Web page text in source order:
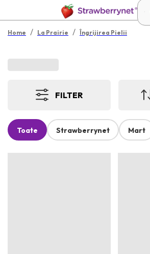
Home / La Prairie / Îngrijirea Pielii
FILTER
Toate Strawberrynet Mart